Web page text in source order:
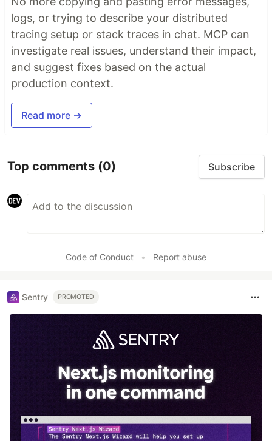
logs, or trying to describe your distributed
tracing setup or stack traces in chat. MCP can
investigate real issues, understand their impact,
and suggest fixes based on the actual
production context.
Read more →
Top comments (0) Subscribe
Code of Conduct • Report abuse
Sentry PROMOTED